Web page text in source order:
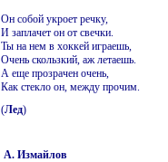
Он собой укроет речку,
И заплачет он от свечки.
Ты на нем в хоккей играешь,
Очень скользкий, аж летаешь.
А еще прозрачен очень,
Как стекло он, между прочим.
(Лед)
А. Измайлов